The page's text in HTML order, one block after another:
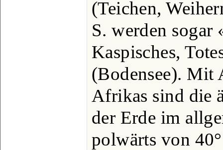
(Teichen,
S. werden sogar
Kaspisches,
(Bodensee). Mit
Afrikas sind die
der Erde im
polwärts von